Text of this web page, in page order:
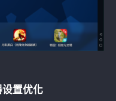
置优化